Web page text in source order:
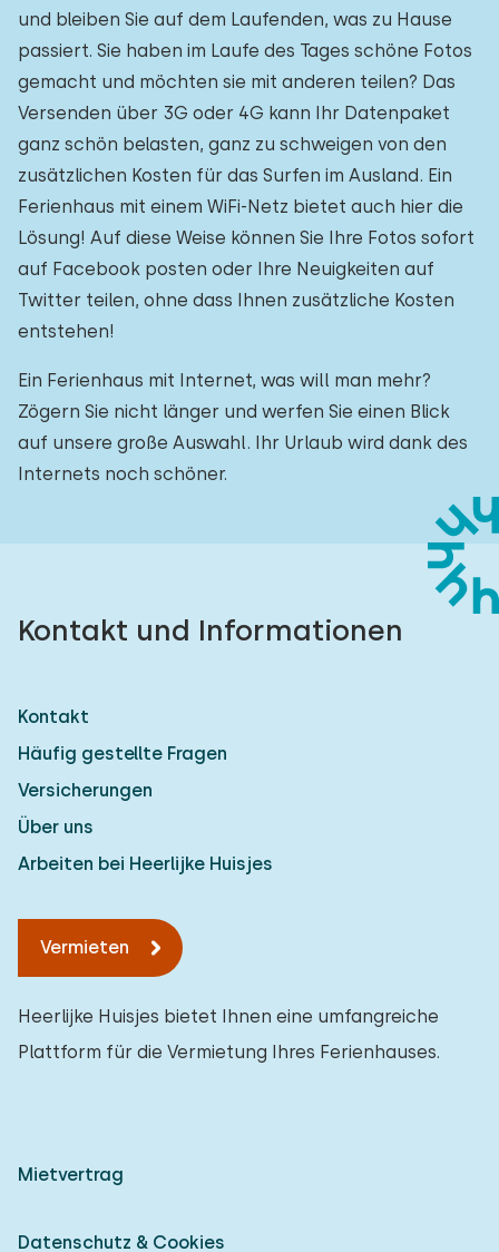
und bleiben Sie auf dem Laufenden, was zu Hause
passiert. Sie haben im Laufe des Tages schöne Fotos
gemacht und möchten sie mit anderen teilen? Das
Versenden über 3G oder 4G kann Ihr Datenpaket
ganz schön belasten, ganz zu schweigen von den
zusätzlichen Kosten für das Surfen im Ausland. Ein
Ferienhaus mit einem WiFi-Netz bietet auch hier die
Lösung! Auf diese Weise können Sie Ihre Fotos sofort
auf Facebook posten oder Ihre Neuigkeiten auf
Twitter teilen, ohne dass Ihnen zusätzliche Kosten
entstehen!
Ein Ferienhaus mit Internet, was will man mehr?
Zögern Sie nicht länger und werfen Sie einen Blick
auf unsere große Auswahl. Ihr Urlaub wird dank des
Internets noch schöner.
Kontakt und Informationen
Kontakt
Häufig gestellte Fragen
Versicherungen
Über uns
Arbeiten bei Heerlijke Huisjes
Vermieten
Heerlijke Huisjes bietet Ihnen eine umfangreiche
Plattform für die Vermietung Ihres Ferienhauses.
Mietvertrag
Datenschutz & Cookies